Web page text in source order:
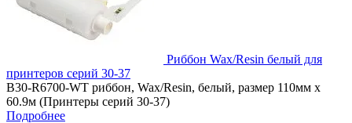
Риббон Wax/Resin белый для
принтеров серий 30-37
B30-R6700-WT риббон, Wax/Resin, белый, размер 110мм х
60.9м (Принтеры серий 30-37)
Подробнее